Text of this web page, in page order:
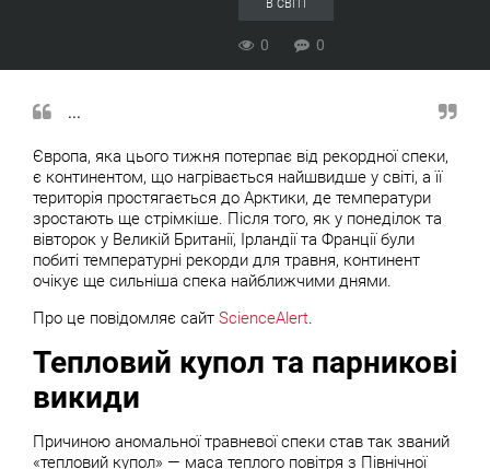
В СВІТІ
0 0
...
Європа, яка цього тижня потерпає від рекордної спеки,
є континентом, що нагрівається найшвидше у світі, а її
територія простягається до Арктики, де температури
зростають ще стрімкіше. Після того, як у понеділок та
вівторок у Великій Британії, Ірландії та Франції були
побиті температурні рекорди для травня, континент
очікує ще сильніша спека найближчими днями.
Про це повідомляє сайт ScienceAlert.
Тепловий купол та парникові
викиди
Причиною аномальної травневої спеки став так званий
«тепловий купол» — маса теплого повітря з Північної